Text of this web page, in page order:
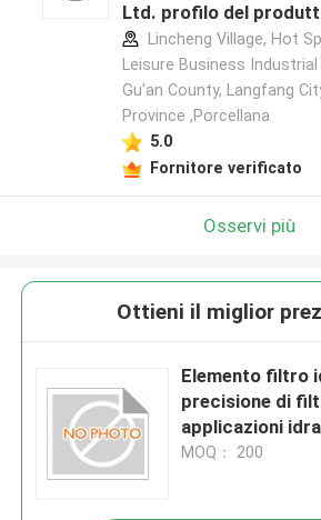
Ltd. profilo del
Lincheng Village, Hot
Leisure Business Industrial
Gu'an County, Langfang
Province ,Porcellana
5.0
Fornitore verificato
Osservi più
Ottieni il miglior
Elemento filtro
precisione di
applicazioni
MOQ： 200